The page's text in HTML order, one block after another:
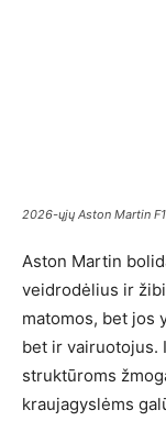
2026-ųjų Aston Martin
Aston Martin
veidrodėlius ir
matomos, bet jos
bet ir vairuotojus.
struktūroms
kraujagyslėms